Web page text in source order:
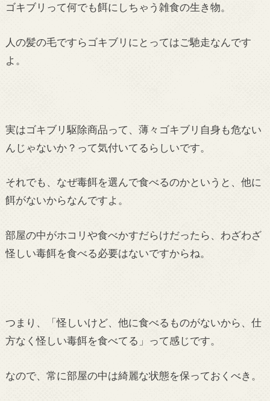
ゴキブリって何でも餌にしちゃう雑食の生き物。
人の髪の毛ですらゴキブリにとってはご馳走なんです
よ。
実はゴキブリ駆除商品って、薄々ゴキブリ自身も危ない
んじゃないか？って気付いてるらしいです。
それでも、なぜ毒餌を選んで食べるのかというと、他に
餌がないからなんですよ。
部屋の中がホコリや食べかすだらけだったら、わざわざ
怪しい毒餌を食べる必要はないですからね。
つまり、「怪しいけど、他に食べるものがないから、仕
方なく怪しい毒餌を食べてる」って感じです。
なので、常に部屋の中は綺麗な状態を保っておくべき。